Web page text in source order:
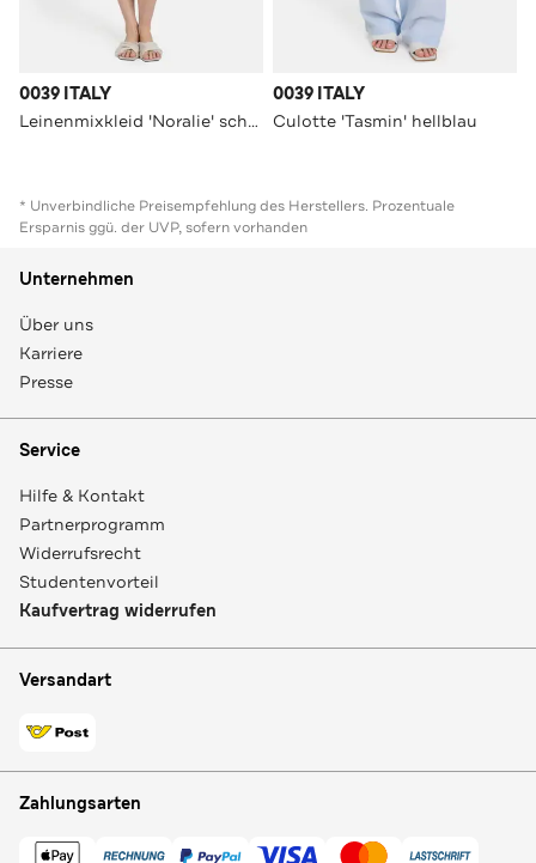
0039 ITALY
Leinenmixkleid 'Noralie' schwarz
0039 ITALY
Culotte 'Tasmin' hellblau
* Unverbindliche Preisempfehlung des Herstellers. Prozentuale
Ersparnis ggü. der UVP, sofern vorhanden
Unternehmen
Über uns
Karriere
Presse
Service
Hilfe & Kontakt
Partnerprogramm
Widerrufsrecht
Studentenvorteil
Kaufvertrag widerrufen
Versandart
Zahlungsarten